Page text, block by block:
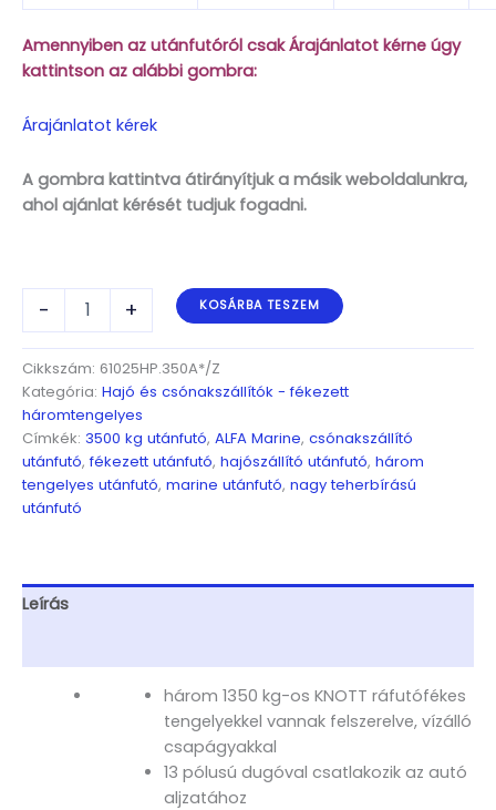
Amennyiben az utánfutóról csak Árajánlatot kérne úgy
kattintson az alábbi gombra:
Árajánlatot kérek
A gombra kattintva átirányítjuk a másik weboldalunkra,
ahol ajánlat kérését tudjuk fogadni.
-
Standardt,
3x1350kg
tengely,
10,00(11,00)x2,45m,
fékezett,
hajó
szállító
utánfutók
hosszúságú,
2,55m
mennyiség
+ KOSÁRBA TESZEM
Cikkszám: 61025HP.350A*/Z
Kategória: Hajó és csónakszállítók - fékezett
háromtengelyes
Címkék: 3500 kg utánfutó, ALFA Marine, csónakszállító
utánfutó,fékezett utánfutó, hajószállító utánfutó, három
tengelyes utánfutó, marine utánfutó, nagy teherbírású
utánfutó
Leírás
három 1350 kg-os KNOTT ráfutófékes
tengelyekkel vannak felszerelve, vízálló
csapágyakkal
13 pólusú dugóval csatlakozik az autó
aljzatához